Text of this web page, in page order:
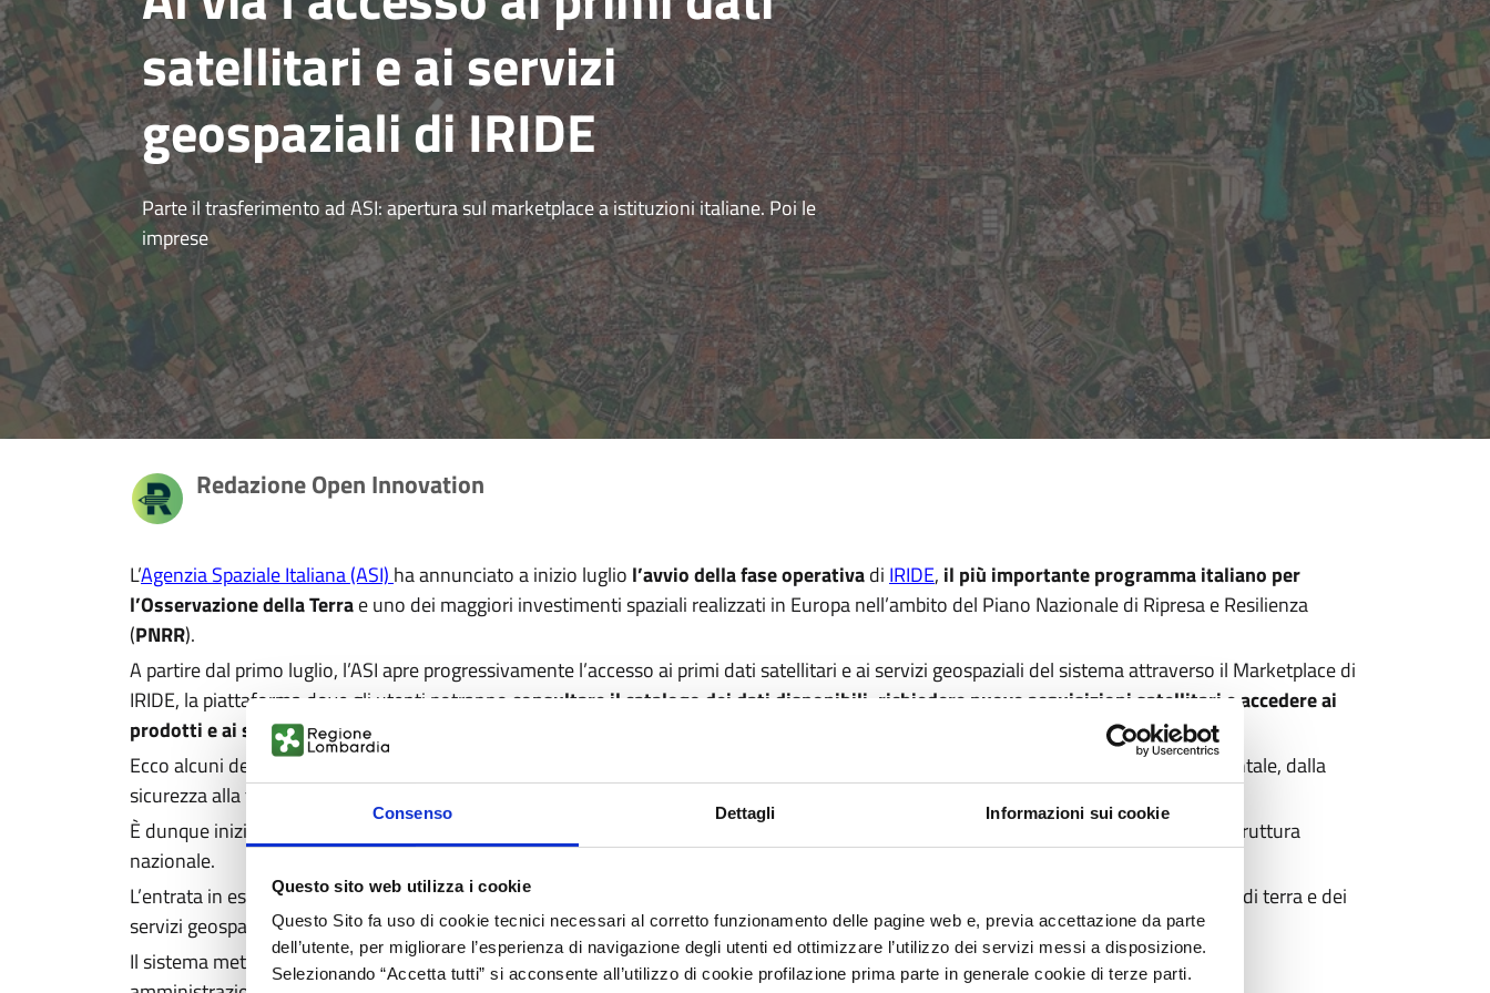
Consenso Dettagli Informazioni sui cookie
Questo sito web utilizza i cookie
Questo Sito fa uso di cookie tecnici necessari al corretto funzionamento delle pagine web e, previa accettazione da parte
dell’utente, per migliorare l’esperienza di navigazione degli utenti ed ottimizzare l’utilizzo dei servizi messi a disposizione.
Selezionando “Accetta tutti” si acconsente all’utilizzo di cookie profilazione prima parte in generale cookie di terze parti.
satellitari e ai servizi
geospaziali di IRIDE
Parte il trasferimento ad ASI: apertura sul marketplace a istituzioni italiane. Poi le
imprese
Redazione Open Innovation
L’Agenzia Spaziale Italiana (ASI) ha annunciato a inizio luglio l’avvio della fase operativadi IRIDE, il più importante programma italiano per
l’Osservazione della Terrae uno dei maggiori investimenti spaziali realizzati in Europa nell’ambito del Piano Nazionale di Ripresa e Resilienza
(PNRR).
A partire dal primo luglio, l’ASI apre progressivamente l’accesso ai primi dati satellitari e ai servizi geospaziali del sistema attraverso il Marketplace di
IRIDE, la piattaforma dove gli utenti potranno consultare il catalogo dei dati disponibili, richiedere nuove acquisizioni satellitari e accedere ai
prodotti e ai servizigeospaziali operativi che entreranno in esercizio con l’evoluzione del sistema.
Ecco alcuni degli ambiti applicativi nei quali IRIDE sarà progressivamente impiegato
: dalla protezione civile al monitoraggio ambientale, dalla
sicurezza alla tutela del patrimonio culturale e alla cooperazione internazionale.
È dunque iniziato
Agenzia Spaziale Europea (ESA
, proprietaria dell’infrastruttura
nazionale.
L’entrata in esercizio di IRIDE sarà graduale e seguirà il completamento dello sviluppo delle costellazioni satellitari, delle infrastrutture di terra e dei
servizi geospaziali che costituiscono l’ecosistema nazionale del programma di Osservazione della Terra.
Il sistema metterà progressivamente a disposizione dati satellitari, prodotti e servizi geospaziali destinati a supportare le attività delle